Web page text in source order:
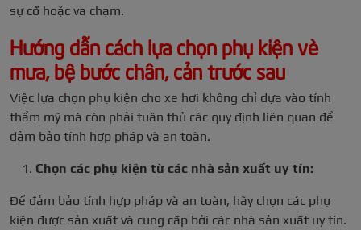
sự cố hoặc va chạm.
Hướng dẫn cách lựa chọn phụ kiện vè
mưa, bệ bước chân, cản trước sau
Việc lựa chọn phụ kiện cho xe hơi không chỉ dựa vào tính
thẩm mỹ mà còn phải tuân thủ các quy định liên quan để
đảm bảo tính hợp pháp và an toàn.
Chọn các phụ kiện từ các nhà sản xuất uy tín:
Để đảm bảo tính hợp pháp và an toàn, hãy chọn các phụ
kiện được sản xuất và cung cấp bởi các nhà sản xuất uy tín.